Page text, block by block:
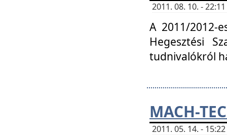
2011. 08. 10. -
A 2011/2012-
Hegesztési
tudnivalókról
MACH-
2011. 05. 14. -